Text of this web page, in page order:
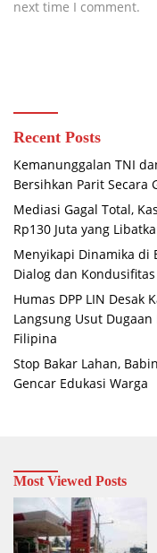
next time I comment.
Recent Posts
Kemanunggalan TNI
Bersihkan Parit Secara
Mediasi Gagal Total,
Rp130 Juta yang
Menyikapi Dinamika di
Dialog dan Kondusifitas
Humas DPP LIN Desak
Langsung Usut
Filipina
Stop Bakar Lahan,
Gencar Edukasi Warga
Most Viewed Posts